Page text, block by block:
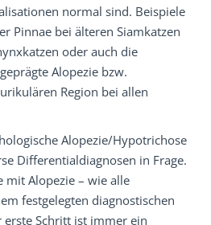
normal sind. Beispiele
Pinnae bei älteren Siamkatzen
oder auch die
Alopezie bzw.
Region bei allen
Alopezie/Hypotrichose
Differentialdiagnosen in Frage.
mit Alopezie – wie alle
festgelegten diagnostischen
erste Schritt ist immer ein